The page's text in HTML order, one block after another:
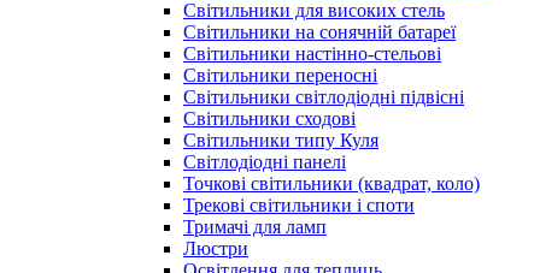
Світильники для високих стель
Світильники на сонячній батареї
Світильники настінно-стельові
Світильники переносні
Світильники світлодіодні підвісні
Світильники сходові
Світильники типу Куля
Світлодіодні панелі
Точкові світильники (квадрат, коло)
Трекові світильники і споти
Тримачі для ламп
Люстри